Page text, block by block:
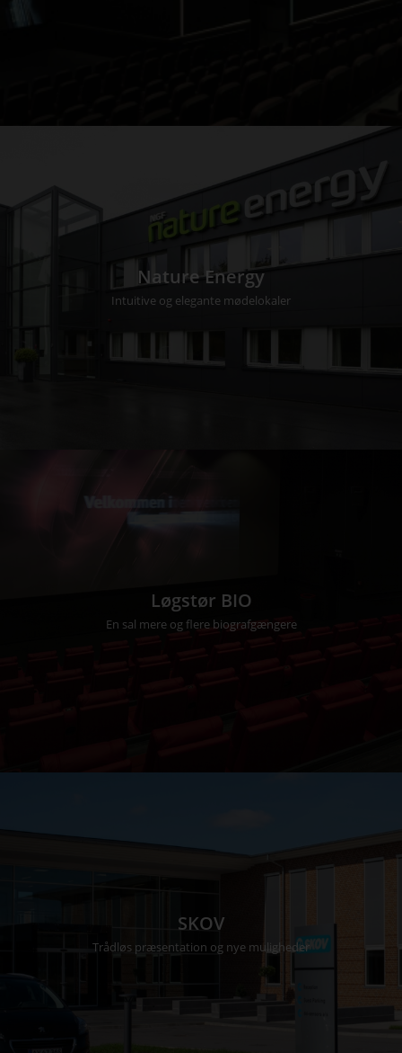
Nature Energy
Intuitive og elegante mødelokaler
Løgstør BIO
En sal mere og flere biografgængere
SKOV
Trådløs præsentation og nye muligheder